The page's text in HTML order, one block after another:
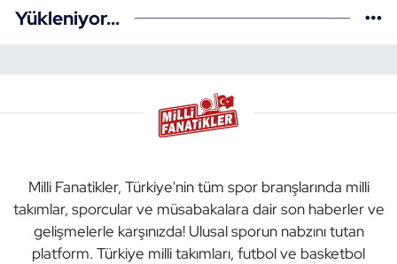
Yükleniyor...
Milli Fanatikler, Türkiye'nin tüm spor branşlarında milli
takımlar, sporcular ve müsabakalara dair son haberler ve
gelişmelerle karşınızda! Ulusal sporun nabzını tutan
platform. Türkiye milli takımları, futbol ve basketbol